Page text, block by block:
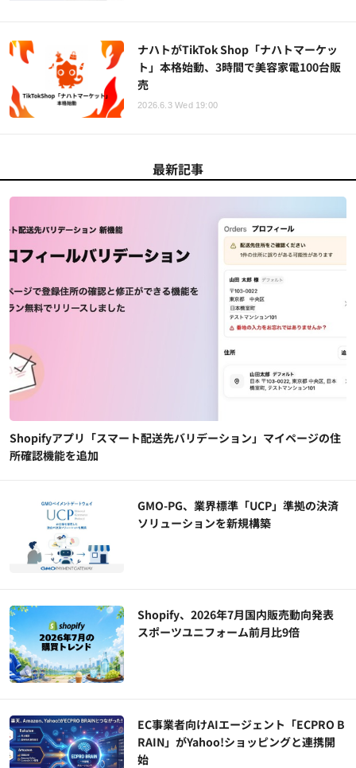
ナハトがTikTok Shop「ナハトマーケッ
ト」本格始動、3時間で美容家電100台販
売
2026.6.3 Wed 19:00
最新記事
Shopifyアプリ「スマート配送先バリデーション」マイページの住
所確認機能を追加
GMO-PG、業界標準「UCP」準拠の決済
ソリューションを新規構築
Shopify、2026年7月国内販売動向発表
スポーツユニフォーム前月比9倍
EC事業者向けAIエージェント「ECPRO B
RAIN」がYahoo!ショッピングと連携開
始